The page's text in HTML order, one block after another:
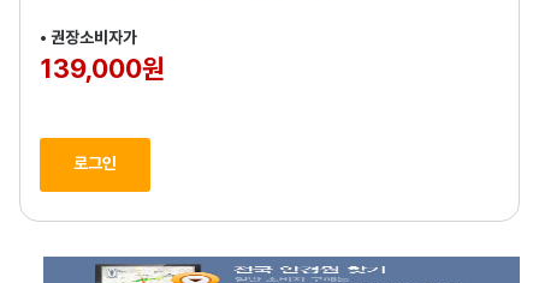
• 권장소비자가
139,000원
로그인